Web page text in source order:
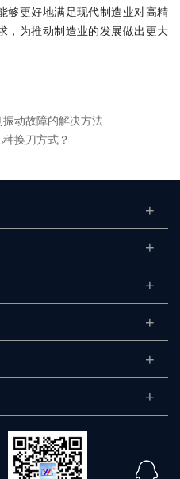
够更好地满足现代制造业对高精
，为推动制造业的发展做出更大
动故障的解决方法
换刀方式？